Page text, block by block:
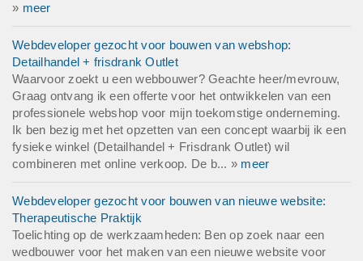
» meer
Webdeveloper gezocht voor bouwen van webshop:
Detailhandel + frisdrank Outlet
Waarvoor zoekt u een webbouwer? Geachte heer/mevrouw,
Graag ontvang ik een offerte voor het ontwikkelen van een
professionele webshop voor mijn toekomstige onderneming.
Ik ben bezig met het opzetten van een concept waarbij ik een
fysieke winkel (Detailhandel + Frisdrank Outlet) wil
combineren met online verkoop. De b... » meer
Webdeveloper gezocht voor bouwen van nieuwe website:
Therapeutische Praktijk
Toelichting op de werkzaamheden: Ben op zoek naar een
wedbouwer voor het maken van een nieuwe website voor